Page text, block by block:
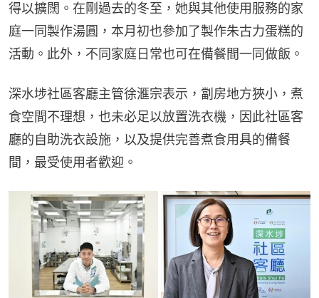
得以擴闊。在剛過去的冬至，她與其他使用服務的家
庭一同製作湯圓，本月初也參加了製作朱古力蛋糕的
活動。此外，不同家庭日常也可在備餐間一同做飯。
深水埗社區客廳主管徐滙宗表示，劏房地方狹小，煮
食空間不理想，也未必足以放置洗衣機，因此社區客
廳的自助洗衣設施，以及提供完善煮食用具的備餐
間，最受使用者歡迎。